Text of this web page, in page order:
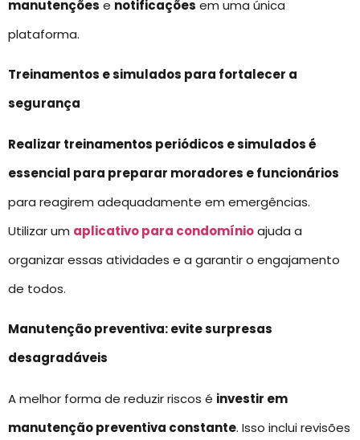
manutenções e notificações em uma única
plataforma.
Treinamentos e simulados para fortalecer a
segurança
Realizar treinamentos periódicos e simulados é
essencial para preparar moradores e funcionários
para reagirem adequadamente em emergências.
Utilizar um aplicativo para condomínioajuda a
organizar essas atividades e a garantir o engajamento
de todos.
Manutenção preventiva: evite surpresas
desagradáveis
A melhor forma de reduzir riscos é investir em
manutenção preventiva constante. Isso inclui revisões